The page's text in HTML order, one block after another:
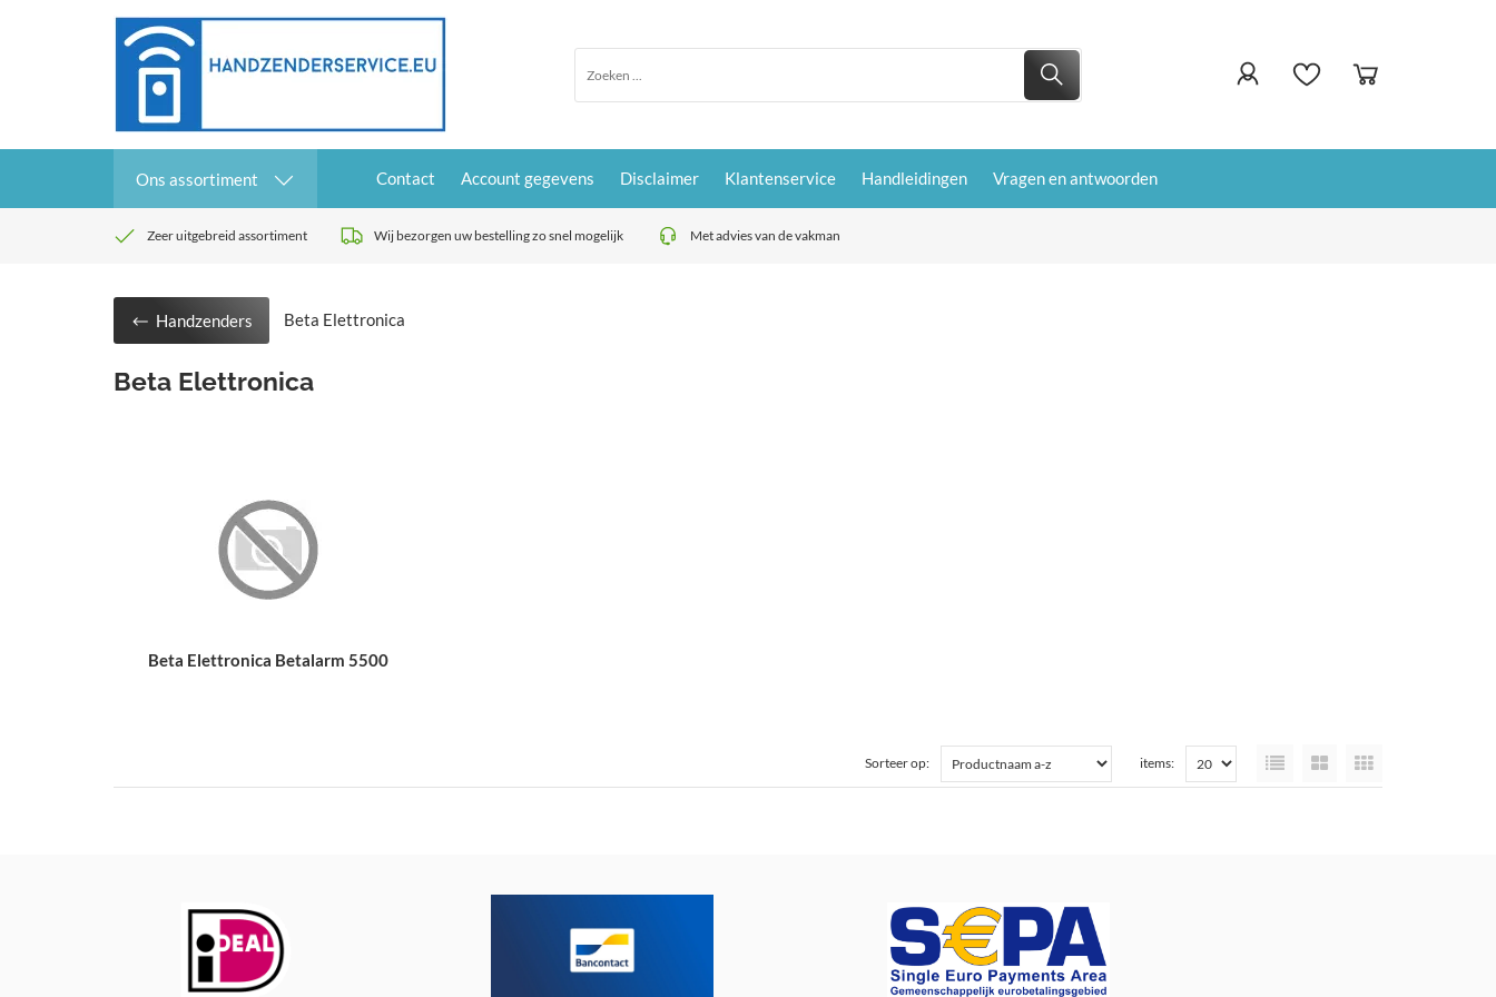
Ons assortiment Contact Account gegevens Disclaimer Klantenservice Handleidingen Vragen en antwoorden
Zeer uitgebreid assortiment Wij bezorgen uw bestelling zo snel mogelijk Met advies van de vakman
Handzenders Beta Elettronica
Beta Elettronica
Beta Elettronica Betalarm 5500
Sorteer op: items: